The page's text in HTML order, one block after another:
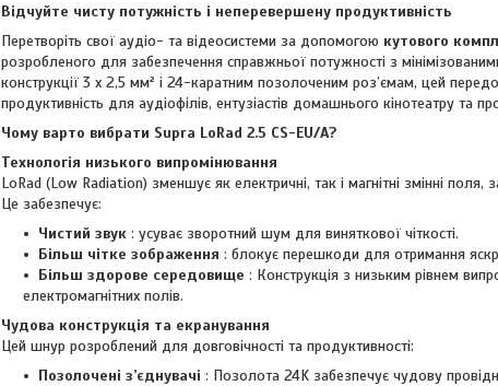
Відчуйте чисту потужність і неперевершену продуктивність
Перетворіть свої аудіо- та відеосистеми за допомогою кутового
розробленого для забезпечення справжньої потужності з
конструкції 3 x 2,5 мм² і 24-каратним позолоченим роз’ємам, цей
продуктивність для аудіофілів, ентузіастів домашнього кінотеатру та
Чому варто вибрати Supra LoRad 2.5 CS-EU/A?
Технологія низького випромінювання
LoRad (Low Radiation) зменшує як електричні, так і магнітні змінні
Це забезпечує:
Чистий звук : усуває зворотний шум для виняткової чіткості.
Більш чітке зображення : блокує перешкоди для отримання
Більш здорове середовище : Конструкція з низьким рівнем
електромагнітних полів.
Чудова конструкція та екранування
Цей шнур розроблений для довговічності та продуктивності:
Позолочені з’єднувачі : Позолота 24K забезпечує чудову